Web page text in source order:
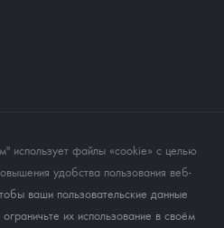
файлы «cookie» с целью
удобства пользования веб-
ваши пользовательские данные
их использование в своём